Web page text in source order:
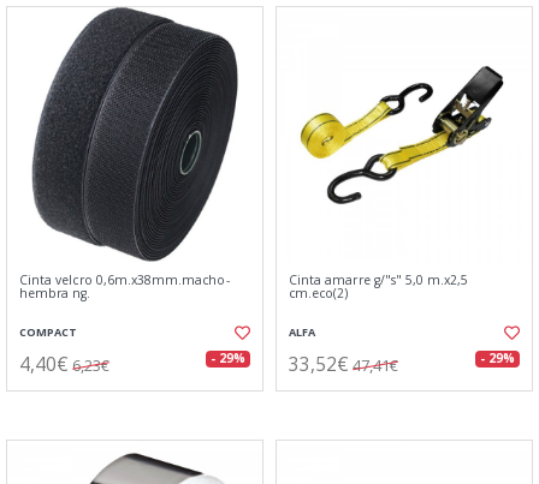
Cinta velcro 0,6m.x38mm.macho-
hembra ng.
COMPACT
4,40€ 6,23€ - 29%
Cinta amarre g/"s" 5,0 m.x2,5
cm.eco(2)
ALFA
33,52€ 47,41€ - 29%